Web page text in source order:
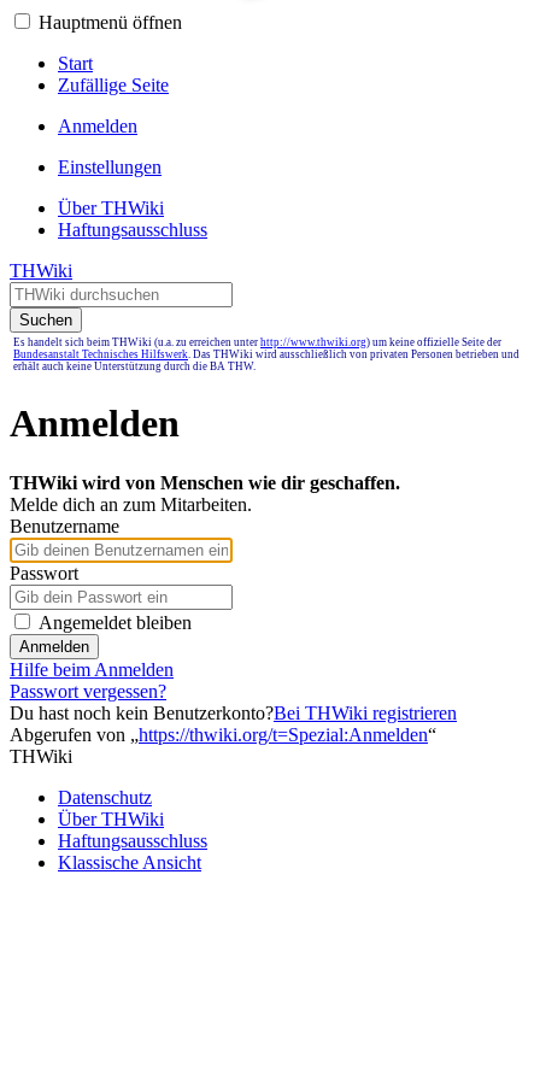
Hauptmenü öffnen
Start
Zufällige Seite
Anmelden
Einstellungen
Über THWiki
Haftungsausschluss
THWiki
Suchen
Es handelt sich beim THWiki (u.a. zu erreichen unter http://www.thwiki.org) um keine offizielle Seite der
Bundesanstalt Technisches Hilfswerk. Das THWiki wird ausschließlich von privaten Personen betrieben und
erhält auch keine Unterstützung durch die BA THW.
Anmelden
THWiki wird von Menschen wie dir geschaffen.
Melde dich an zum Mitarbeiten.
Benutzername
Passwort
Angemeldet bleiben
Anmelden
Hilfe beim Anmelden
Passwort vergessen?
Du hast noch kein Benutzerkonto?Bei THWiki registrieren
Abgerufen von „https://thwiki.org/t=Spezial:Anmelden“
THWiki
Datenschutz
Über THWiki
Haftungsausschluss
Klassische Ansicht